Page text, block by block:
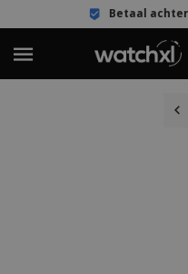
Betaal achteraf of in 3 termijnen